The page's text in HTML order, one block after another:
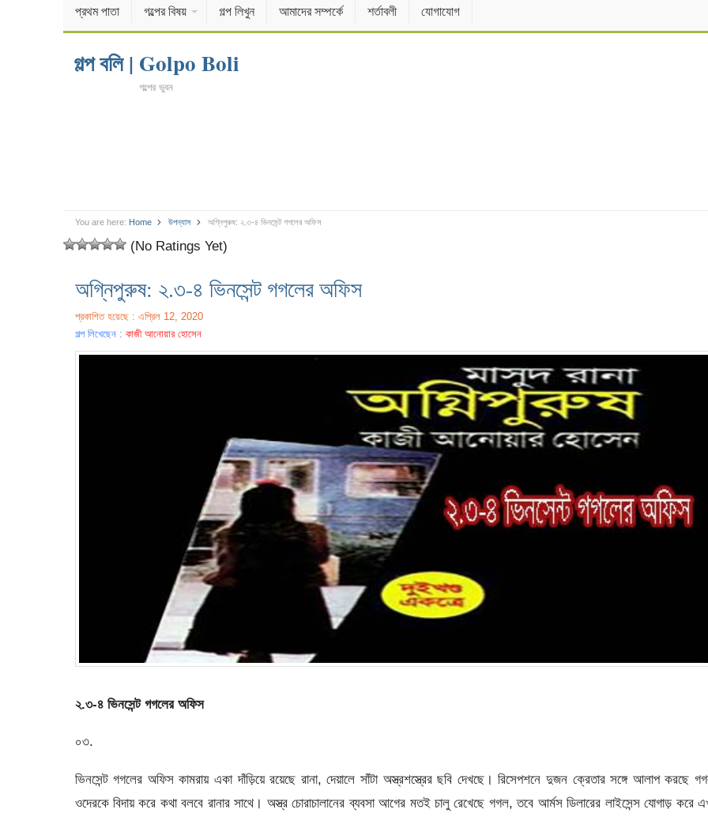
প্রথম পাতা গল্পের বিষয় গল্প লিখুন আমাদের সম্পর্কে শর্তাবলী যোগাযোগ
গল্প বলি | Golpo Boli
গল্পের ভুবন
You are here: Home উপন্যাস অগ্নিপুরুষ: ২.৩-৪ ভিনসেন্ট গগলের অফিস
(No Ratings Yet)
অগ্নিপুরুষ: ২.৩-৪ ভিনসেন্ট গগলের অফিস
প্রকাশিত হয়েছে : এপ্রিল 12, 2020
গল্প লিখেছেন : কাজী আনোয়ার হোসেন
২.৩-৪ ভিনসেন্ট গগলের অফিস
০৩.
ভিনসেন্ট গগলের অফিস কামরায় একা দাঁড়িয়ে রয়েছে রানা, দেয়ালে সাঁটা অস্ত্রশস্ত্রের ছবি দেখছে। রিসেপশনে দুজন ক্রেতার সঙ্গে আলাপ করছে
ওদেরকে বিদায় করে কথা বলবে রানার সাথে। অস্ত্র চোরাচালানের ব্যবসা আগের মতই চালু রেখেছে গগল, তবে আর্মস ডিলারের লাইসেন্স যোগাড় করে